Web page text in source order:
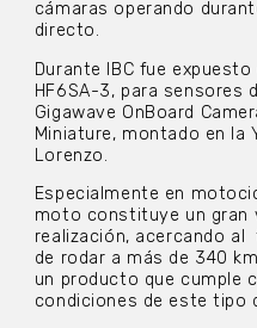
cámaras operando
directo.
Durante IBC fue
HF6SA-3, para sensores
Gigawave OnBoard
Miniature, montado en la
Lorenzo.
Especialmente en
moto constituye un gran
realización, acercando
de rodar a más de 340
un producto que cumple
condiciones de este tipo